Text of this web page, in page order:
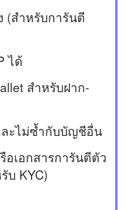
(สำหรับการันตี
ได้
สำหรับฝาก-
ะไม่ซ้ำกับบัญชีอื่น
อเอกสารการันตีตัว
บ KYC)